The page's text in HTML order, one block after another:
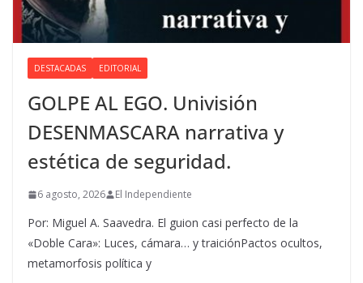
DESTACADAS EDITORIAL
GOLPE AL EGO. Univisión
DESENMASCARA narrativa y
estética de seguridad.
6 agosto, 2026 El Independiente
Por: Miguel A. Saavedra. El guion casi perfecto de la
«Doble Cara»: Luces, cámara… y traiciónPactos ocultos,
metamorfosis política y